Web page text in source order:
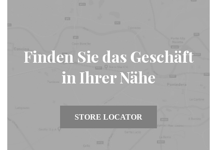
Finden Sie das Geschäft
in Ihrer Nähe
STORE LOCATOR